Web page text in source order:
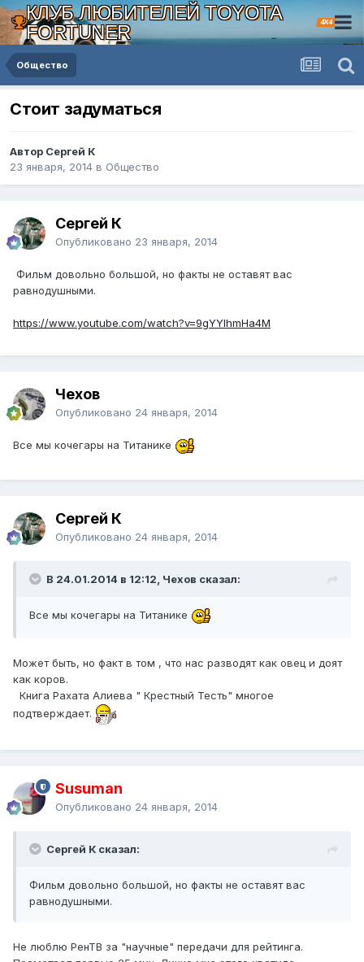
КЛУБ ЛЮБИТЕЛЕЙ TOYOTA
FORTUNER
4X4
Общество
Стоит задуматься
Автор Сергей К
23 января, 2014 в Общество
Сергей К
Опубликовано 23 января, 2014
Фильм довольно большой, но факты не оставят вас
равнодушными.
https://www.youtube.com/watch?v=9gYYlhmHa4M
Чехов
Опубликовано 24 января, 2014
Все мы кочегары на Титанике
Сергей К
Опубликовано 24 января, 2014
В 24.01.2014 в 12:12, Чехов сказал:
Все мы кочегары на Титанике
Может быть, но факт в том , что нас разводят как овец и доят
как коров.
Книга Рахата Алиева " Крестный Тесть" многое
подтверждает.
Susuman
Опубликовано 24 января, 2014
Сергей К сказал:
Фильм довольно большой, но факты не оставят вас
равнодушными.
Не люблю РенТВ за "научные" передачи для рейтинга.